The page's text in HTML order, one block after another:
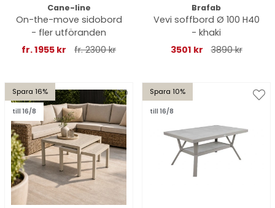
Cane-line
On-the-move sidobord
- fler utföranden
fr. 1955 kr
fr. 2300 kr
Brafab
Vevi soffbord Ø 100 H40
- khaki
3501 kr
3890 kr
Spara 16%
till 16/8
Spara 10%
till 16/8